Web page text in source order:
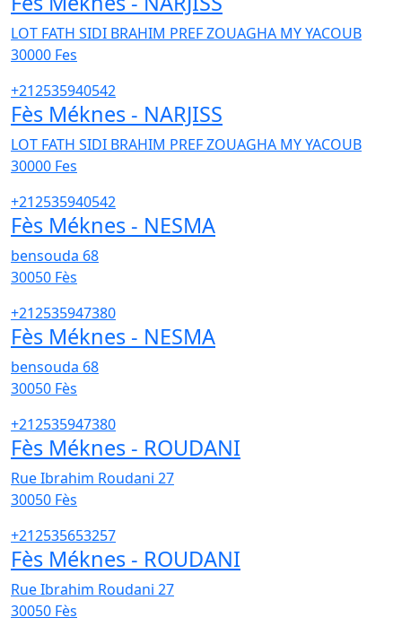
LOT FATH SIDI BRAHIM PREF ZOUAGHA MY YACOUB
30000 Fes
+212535940542
Fès Méknes - NARJISS
LOT FATH SIDI BRAHIM PREF ZOUAGHA MY YACOUB
30000 Fes
+212535940542
Fès Méknes - NESMA
bensouda 68
30050 Fès
+212535947380
Fès Méknes - NESMA
bensouda 68
30050 Fès
+212535947380
Fès Méknes - ROUDANI
Rue Ibrahim Roudani 27
30050 Fès
+212535653257
Fès Méknes - ROUDANI
Rue Ibrahim Roudani 27
30050 Fès